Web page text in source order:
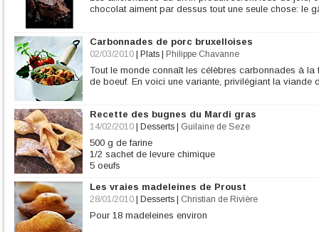
chocolat aiment par dessus tout une seule chose: le
Carbonnades de porc bruxelloises
02/03/2010 Plats Philippe Chavanne
Tout le monde connaît les célèbres carbonnades à
de boeuf. En voici une variante, privilégiant la viande
Recette des bugnes du Mardi gras
14/02/2010 Desserts Guilaine de Seze
500 g de farine
1/2 sachet de levure chimique
5 oeufs
1 grosse cuillère à soupe de sucre
10 cl de rhum
Sucre glace
facultatif : 1 citron (zeste) ou 1 cuil. à s de fleur d'o
Les vraies madeleines de Proust
28/01/2010 Desserts Christian de Rivière
Pour 18 madeleines environ